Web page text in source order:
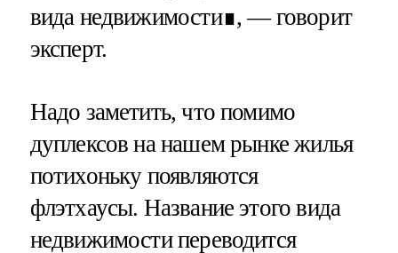
вида недвижимости∎, — говорит
эксперт.
Надо заметить, что помимо
дуплексов на нашем рынке жилья
потихоньку появляются
флэтхаусы. Название этого вида
недвижимости переводится